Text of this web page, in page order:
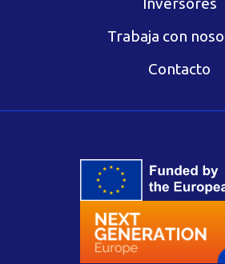
Trabaja con
Contacto